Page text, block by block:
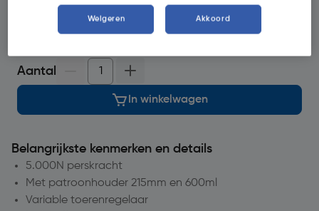
op voorraad. Morgen bezorgd
voor bezorging
Aantal
In winkelwagen
Belangrijkste kenmerken en details
5.000N perskracht
Met patroonhouder 215mm en 600ml
Variable toerenregelaar
Weigeren Akkoord